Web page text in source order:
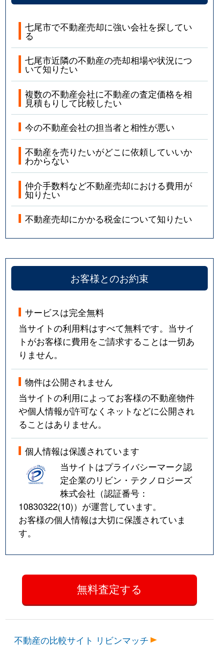
七尾市で不動産売却に強い会社を探してい
る
七尾市近隣の不動産の売却相場や状況につ
いて知りたい
複数の不動産会社に不動産の査定価格を相
見積もりして比較したい
今の不動産会社の担当者と相性が悪い
不動産を売りたいがどこに依頼していいか
わからない
仲介手数料など不動産売却における費用が
知りたい
不動産売却にかかる税金について知りたい
お客様とのお約束
サービスは完全無料
当サイトの利用料はすべて無料です。当サイ
トがお客様に費用をご請求することは一切あ
りません。
物件は公開されません
当サイトの利用によってお客様の不動産物件
や個人情報が許可なくネットなどに公開され
ることはありません。
個人情報は保護されています
当サイトはプライバシーマーク認
定企業のリビン・テクノロジーズ
株式会社（認証番号：
10830322(10)）が運営しています。
お客様の個人情報は大切に保護されていま
す。
不動産の比較サイト リビンマッチ